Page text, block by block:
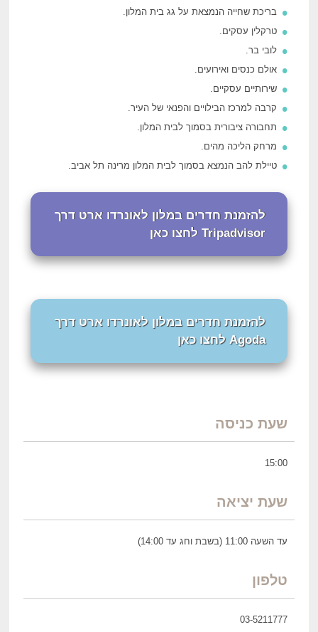
בריכת שחייה הנמצאת על גג בית המלון.
טרקלין עסקים.
לובי בר.
אולם כנסים ואירועים.
שירותיים עסקיים.
קרבה למרכז הבילויים והפנאי של העיר.
תחבורה ציבורית בסמוך לבית המלון.
מרחק הליכה מהים.
טיילת להב הנמצא בסמוך לבית המלון מרינה תל אביב.
להזמנת חדרים במלון לאונרדו ארט דרך
Tripadvisor לחצו כאן
להזמנת חדרים במלון לאונרדו ארט דרך
Agoda לחצו כאן
שעת כניסה
15:00
שעת יציאה
עד השעה 11:00 (בשבת וחג עד 14:00)
טלפון
03-5211777